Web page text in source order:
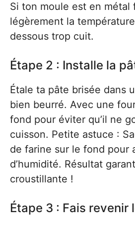
Si ton moule est en métal
légèrement la
dessous trop cuit.
Étape 2 : Installe la
Étale ta pâte brisée dans
bien beurré. Avec une
fond pour éviter qu’il ne
cuisson. Petite astuce :
de farine sur le fond pour
d’humidité. Résultat
croustillante !
Étape 3 : Fais revenir